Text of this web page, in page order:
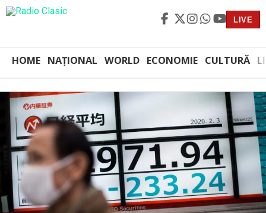
LIVE
HOME NAȚIONAL WORLD ECONOMIE CULTURĂ